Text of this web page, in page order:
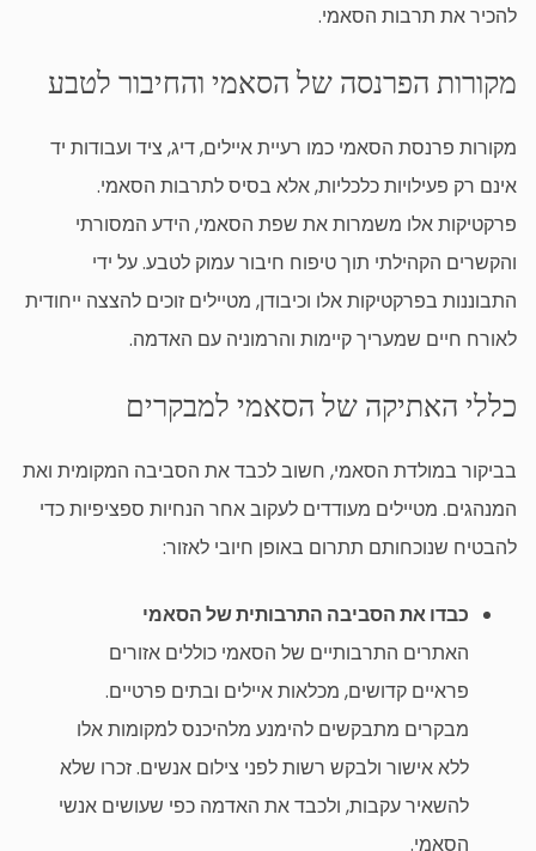
להכיר את תרבות הסאמי.
מקורות הפרנסה של הסאמי והחיבור לטבע
מקורות פרנסת הסאמי כמו רעיית איילים, דיג, ציד ועבודות יד
אינם רק פעילויות כלכליות, אלא בסיס לתרבות הסאמי.
פרקטיקות אלו משמרות את שפת הסאמי, הידע המסורתי
והקשרים הקהילתי תוך טיפוח חיבור עמוק לטבע. על ידי
התבוננות בפרקטיקות אלו וכיבודן, מטיילים זוכים להצצה ייחודית
לאורח חיים שמעריך קיימות והרמוניה עם האדמה.
כללי האתיקה של הסאמי למבקרים
בביקור במולדת הסאמי, חשוב לכבד את הסביבה המקומית ואת
המנהגים. מטיילים מעודדים לעקוב אחר הנחיות ספציפיות כדי
להבטיח שנוכחותם תתרום באופן חיובי לאזור:
כבדו את הסביבה התרבותית של הסאמי
האתרים התרבותיים של הסאמי כוללים אזורים
פראיים קדושים, מכלאות איילים ובתים פרטיים.
מבקרים מתבקשים להימנע מלהיכנס למקומות אלו
ללא אישור ולבקש רשות לפני צילום אנשים. זכרו שלא
להשאיר עקבות, ולכבד את האדמה כפי שעושים אנשי
הסאמי.